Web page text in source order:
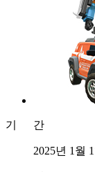
기 간
2025년 1월